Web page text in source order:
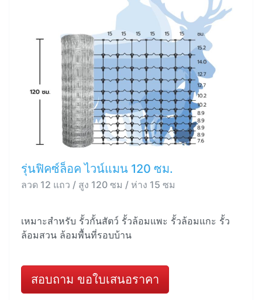
รุ่นฟิคซ์ล็อค ไวน์แมน 120 ซม.
ลวด 12 แถว / สูง 120 ซม / ห่าง 15 ซม
เหมาะสำหรับ รั้วกั้นสัตว์ รั้วล้อมแพะ รั้วล้อมแกะ รั้ว
ล้อมสวน ล้อมพื้นที่รอบบ้าน
สอบถาม ขอใบเสนอราคา